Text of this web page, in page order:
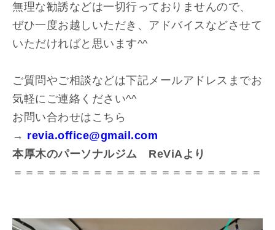
無理な勧誘などは一切行っておりませんので、
ぜひ一度お越しいただき、アドバイスなどさせて
いただければと思います^^
ご質問やご相談などは下記メールアドレスまでお
気軽にご連絡ください^^
お問い合わせはこちら
→ revia.office@gmail.com
本厚木のパーソナルジム ReViAより
＝＝＝＝＝＝＝＝＝＝＝＝＝＝＝＝＝＝＝＝＝＝